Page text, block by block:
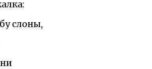
слоны,